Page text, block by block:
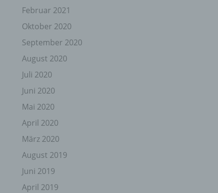
Februar 2021
Oktober 2020
September 2020
August 2020
Juli 2020
Juni 2020
Mai 2020
April 2020
März 2020
August 2019
Juni 2019
April 2019